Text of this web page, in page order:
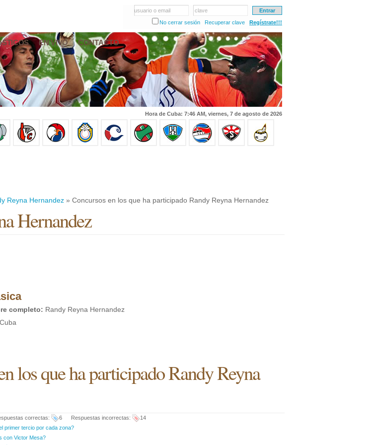
usuario o email
clave
No cerrar sesión
Recuperar clave Regístrate!!!
EN VIVO CONTACTO
Hora de Cuba: 7:46 AM, viernes, 7 de agosto de 2026
Reyna Hernandez » Concursos en los que ha participado Randy Reyna Hernandez
Hernandez
completo: Randy Reyna Hernandez
Cuba
los que ha participado Randy Reyna
correctas: 6 Respuestas incorrectas:
14
primer tercio por cada zona?
con Victor Mesa?